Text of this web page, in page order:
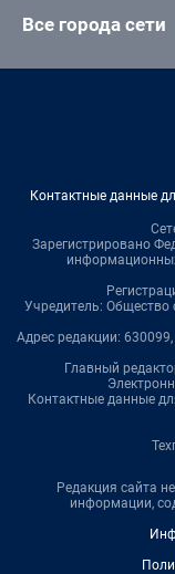
Все города сети
Контактные данные
Зарегистрировано
Учредитель: Общество
Адрес редакции:
Главный
Контактные данные
Редакция сайта
информации,